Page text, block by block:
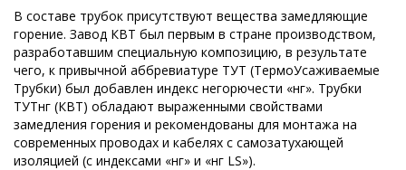
В составе трубок присутствуют вещества замедляющие
горение. Завод КВТ был первым в стране производством,
разработавшим специальную композицию, в результате
чего, к привычной аббревиатуре ТУТ (ТермоУсаживаемые
Трубки) был добавлен индекс негорючести «нг». Трубки
ТУТнг (КВТ) обладают выраженными свойствами
замедления горения и рекомендованы для монтажа на
современных проводах и кабелях с самозатухающей
изоляцией (с индексами «нг» и «нг LS»).